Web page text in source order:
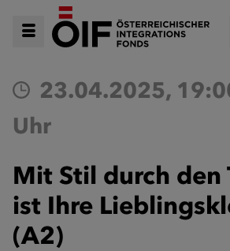
23.04.2025,
Uhr
Mit Stil durch den
ist Ihre
(A2)